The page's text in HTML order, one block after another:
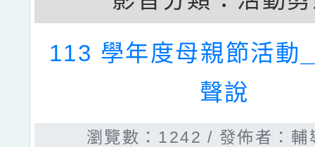
113 學年度母親節活動
聲說
瀏覽數：1242 發佈者：輔